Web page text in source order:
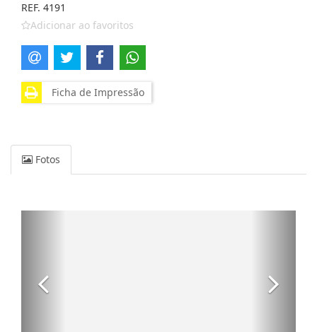
REF. 4191
Adicionar ao favoritos
Ficha de Impressão
Fotos